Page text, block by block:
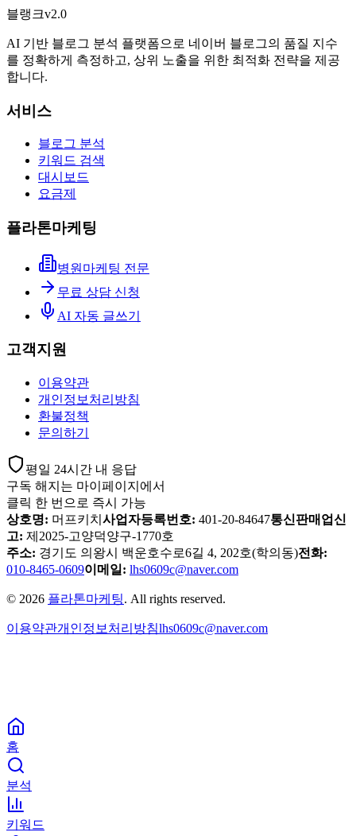
블랭크v2.0
AI 기반 블로그 분석 플랫폼으로 네이버 블로그의 품질 지수
를 정확하게 측정하고, 상위 노출을 위한 최적화 전략을 제공
합니다.
서비스
블로그 분석
키워드 검색
대시보드
요금제
플라톤마케팅
병원마케팅 전문
무료 상담 신청
AI 자동 글쓰기
고객지원
이용약관
개인정보처리방침
환불정책
문의하기
평일 24시간 내 응답
구독 해지는 마이페이지에서
클릭 한 번으로 즉시 가능
상호명: 머프키치 사업자등록번호: 401-20-84647통신판매업신
고: 제2025-고양덕양구-1770호
주소: 경기도 의왕시 백운호수로6길 4, 202호(학의동)전화:
010-8465-0609이메일: lhs0609c@naver.com
© 2026 플라톤마케팅. All rights reserved.
이용약관개인정보처리방침lhs0609c@naver.com
홈
분석
키워드